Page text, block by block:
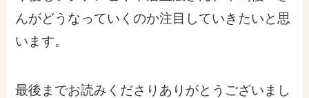
んがどうなっていくのか注目していきたいと思
います。
最後までお読みくださりありがとうございまし